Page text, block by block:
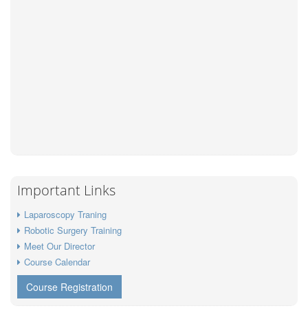
Important Links
Laparoscopy Traning
Robotic Surgery Training
Meet Our Director
Course Calendar
Course Registration